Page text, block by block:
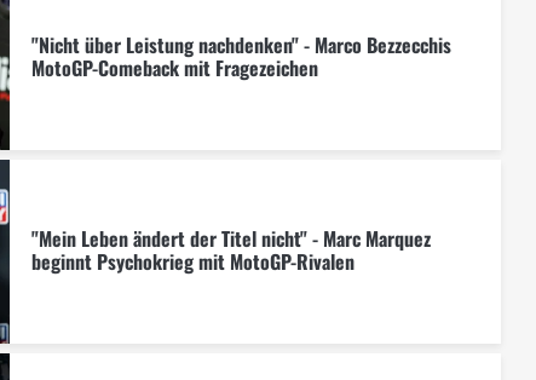
"Nicht über Leistung nachdenken" - Marco Bezzecchis
MotoGP-Comeback mit Fragezeichen
"Mein Leben ändert der Titel nicht" - Marc Marquez
beginnt Psychokrieg mit MotoGP-Rivalen